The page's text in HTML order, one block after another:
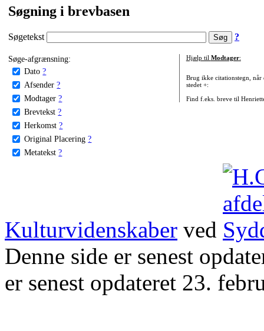
Søgning i brevbasen
Søgetekst ?
Søge-afgrænsning:
Dato ?
Afsender ?
Modtager ?
Brevtekst ?
Herkomst ?
Original Placering ?
Metatekst ?
Hjælp til Modtager:
Brug ikke citationstegn, når
stedet +:
Find f.eks. breve til
Kulturvidenskaber ved
Denne side er senest
er senest opdateret 23.